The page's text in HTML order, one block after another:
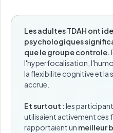
Les adultes TDAH ont
psychologiques
que le groupe controle.
l'hyperfocalisation,
la flexibilite cognitive et la
accrue.
Et surtout :les
utilisaient activement ces
rapportaient un meilleur